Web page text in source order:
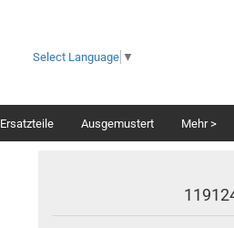
Sprache auswählen
Lieferland
Select Language ▼
Ersatzteile Ausgemustert Mehr >